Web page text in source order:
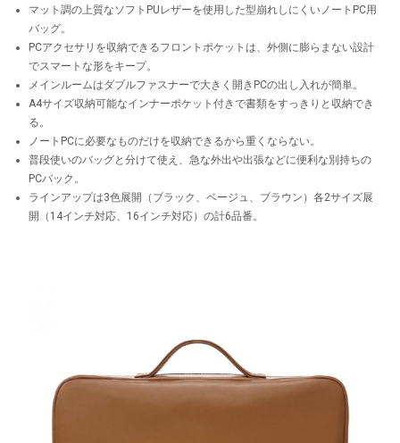
マット調の上質なソフトPUレザーを使用した型崩れしにくいノートPC用
バッグ。
PCアクセサリを収納できるフロントポケットは、外側に膨らまない設計
でスマートな形をキープ。
メインルームはダブルファスナーで大きく開きPCの出し入れが簡単。
A4サイズ収納可能なインナーポケット付きで書類をすっきりと収納でき
る。
ノートPCに必要なものだけを収納できるから重くならない。
普段使いのバッグと分けて使え、急な外出や出張などに便利な別持ちの
PCバック。
ラインアップは3色展開（ブラック、ベージュ、ブラウン）各2サイズ展
開（14インチ対応、16インチ対応）の計6品番。